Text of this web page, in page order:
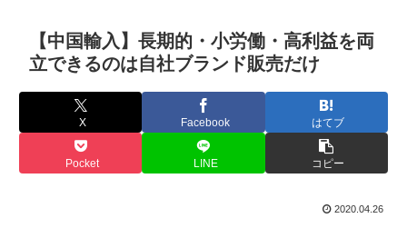
【中国輸入】長期的・小労働・高利益を両
立できるのは自社ブランド販売だけ
X Facebook はてブ
Pocket LINE コピー
2020.04.26